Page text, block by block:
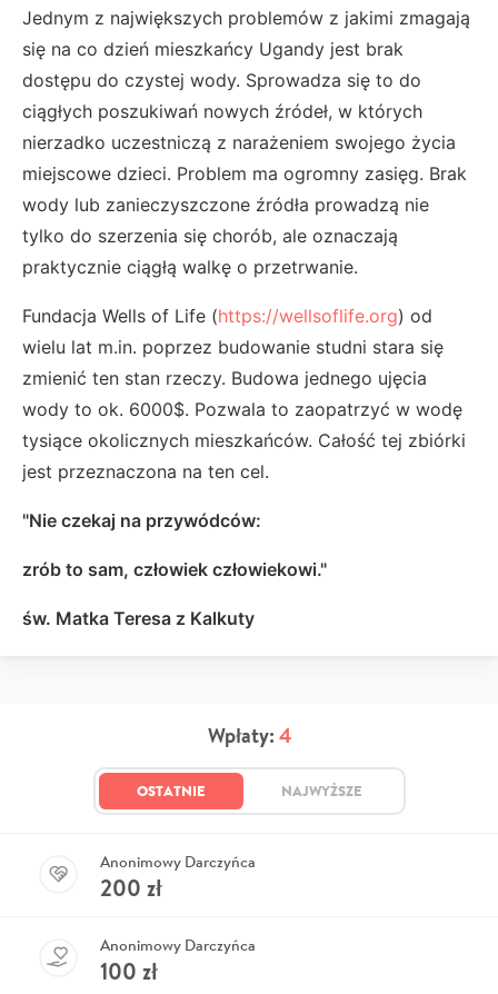
Jednym z największych problemów z jakimi zmagają
się na co dzień mieszkańcy Ugandy jest brak
dostępu do czystej wody. Sprowadza się to do
ciągłych poszukiwań nowych źródeł, w których
nierzadko uczestniczą z narażeniem swojego życia
miejscowe dzieci. Problem ma ogromny zasięg. Brak
wody lub zanieczyszczone źródła prowadzą nie
tylko do szerzenia się chorób, ale oznaczają
praktycznie ciągłą walkę o przetrwanie.
Fundacja Wells of Life (https://wellsoflife.org) od
wielu lat m.in. poprzez budowanie studni stara się
zmienić ten stan rzeczy. Budowa jednego ujęcia
wody to ok. 6000$. Pozwala to zaopatrzyć w wodę
tysiące okolicznych mieszkańców. Całość tej zbiórki
jest przeznaczona na ten cel.
"Nie czekaj na przywódców:
zrób to sam, człowiek człowiekowi."
św. Matka Teresa z Kalkuty
Wpłaty: 4
OSTATNIE NAJWYŻSZE
Anonimowy Darczyńca
200 zł
Anonimowy Darczyńca
100 zł